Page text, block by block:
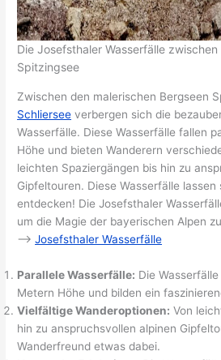
Die Josefsthaler Wasserfälle
Spitzingsee
Zwischen den malerischen Bergseen
Schliersee verbergen sich die
Wasserfälle. Diese Wasserfälle fallen
Höhe und bieten Wanderern
leichten Spaziergängen bis hin zu
Gipfeltouren. Diese Wasserfälle
entdecken! Die Josefsthaler
um die Magie der bayerischen Alpen
–>Josefsthaler Wasserfälle
Parallele Wasserfälle: Die
Metern Höhe und bilden ein
Vielfältige Wanderoptionen: Von
hin zu anspruchsvollen alpinen
Wanderfreund etwas dabei.